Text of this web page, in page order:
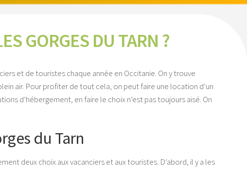
GORGES DU TARN ?
et de touristes chaque année en Occitanie. On y trouve
air. Pour profiter de tout cela, on peut faire une location d’un
d’hébergement, en faire le choix n’est pas toujours aisé. On
du Tarn
deux choix aux vacanciers et aux touristes. D’abord, il y a les